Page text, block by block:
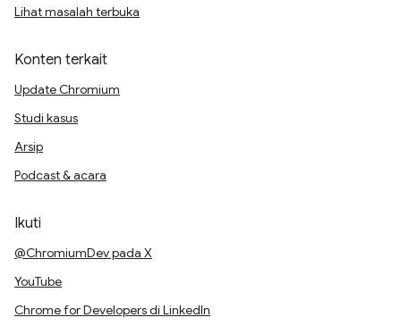
Lihat masalah terbuka
Konten terkait
Update Chromium
Studi kasus
Arsip
Podcast & acara
Ikuti
@ChromiumDev pada X
YouTube
Chrome for Developers di LinkedIn